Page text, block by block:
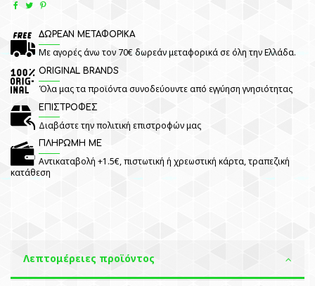
ΔΩΡΕΑΝ ΜΕΤΑΦΟΡΙΚΑ
Με αγορές άνω τον 70€ δωρεάν μεταφορικά σε όλη την Ελλάδα.
ORIGINAL BRANDS
Όλα μας τα προϊόντα συνοδεύουντε από εγγύηση γνησιότητας
ΕΠΙΣΤΡΟΦΕΣ
Διαβάστε την πολιτική επιστροφών μας
ΠΛΗΡΩΜΗ ΜΕ
Αντικαταβολή +1.5€, πιστωτική ή χρεωστική κάρτα, τραπεζική
κατάθεση
Λεπτομέρειες προϊόντος